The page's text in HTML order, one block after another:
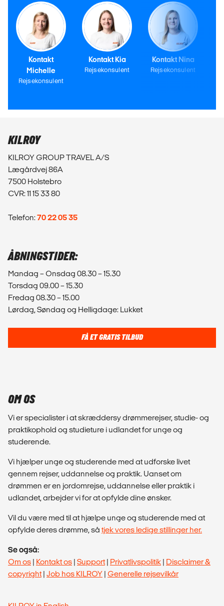
Kontakt
Michelle
Rejsekonsulent
Kontakt Kia
Rejsekonsulent
Kontakt Nina
Rejsekonsulent
KILROY
KILROY GROUP TRAVEL A/S
Lægårdvej 86A
7500 Holstebro
CVR: 11 15 33 80
Telefon:70 22 05 35
ÅBNINGSTIDER:
Mandag – Onsdag 08.30 – 15.30
Torsdag 09.00 – 15.30
Fredag 08.30 – 15.00
Lørdag, Søndag og Helligdage: Lukket
FÅ ET GRATIS TILBUD
OM OS
Vi er specialister i at skræddersy drømmerejser, studie- og
praktikophold og studieture i udlandet for unge og
studerende.
Vi hjælper unge og studerende med at udforske livet
gennem rejser, uddannelse og praktik. Uanset om
drømmen er en jordomrejse, uddannelse eller praktik i
udlandet, arbejder vi for at opfylde dine ønsker.
Vil du være med til at hjælpe unge og studerende med at
opfylde deres drømme, så tjek vores ledige stillinger her.
Se også:
Om os | Kontakt os | Support| Privatlivspolitik | Disclaimer &
copyright| Job hos KILROY | Generelle rejsevilkår